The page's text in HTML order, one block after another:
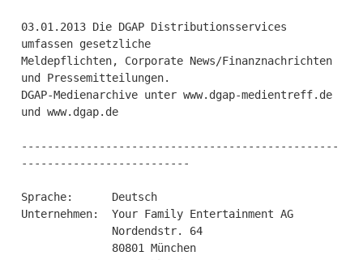
03.01.2013 Die DGAP Distributionsservices
umfassen gesetzliche
Meldepflichten, Corporate News/Finanznachrichten
und Pressemitteilungen.
DGAP-Medienarchive unter www.dgap-medientreff.de
und www.dgap.de
-------------------------------------------------
--------------------------
Sprache:      Deutsch
Unternehmen:  Your Family Entertainment AG